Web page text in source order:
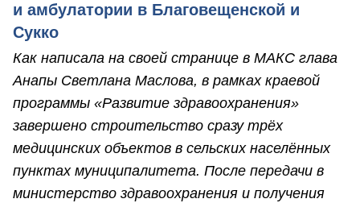
и амбулатории в Благовещенской и
Сукко
Как написала на своей странице в МАКС глава
Анапы Светлана Маслова, в рамках краевой
программы «Развитие здравоохранения»
завершено строительство сразу трёх
медицинских объектов в сельских населённых
пунктах муниципалитета. После передачи в
министерство здравоохранения и получения